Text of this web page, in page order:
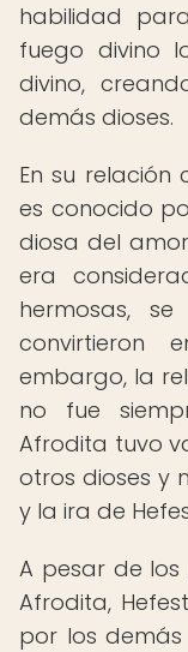
habilidad
fuego divino
divino,
demás dioses.
En su relación
es conocido
diosa del
era
hermosas,
convirtieron
embargo, la
no fue
Afrodita tuvo
otros dioses y
y la ira de
A pesar de
Afrodita,
por los